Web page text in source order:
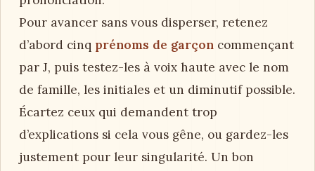
Pour avancer sans vous disperser, retenez
d’abord cinq prénoms de garçon commençant
par J, puis testez-les à voix haute avec le nom
de famille, les initiales et un diminutif possible.
Écartez ceux qui demandent trop
d’explications si cela vous gêne, ou gardez-les
justement pour leur singularité. Un bon